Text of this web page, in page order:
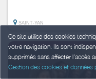
Ce site utilise des cookies
votre navigation. Ils sont
supprimés sans affecter l’accès
Gestion des cookies et données
SAINT-YAN